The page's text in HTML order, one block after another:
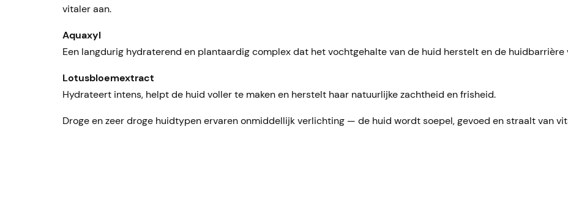
vitaler aan.
Aquaxyl
Een langdurig hydraterend en plantaardig complex dat het vochtgehalte van de huid herstelt en de
Lotusbloemextract
Hydrateert intens, helpt de huid voller te maken en herstelt haar natuurlijke zachtheid en frisheid.
Droge en zeer droge huidtypen ervaren onmiddellijk verlichting — de huid wordt soepel, gevoed en straalt van